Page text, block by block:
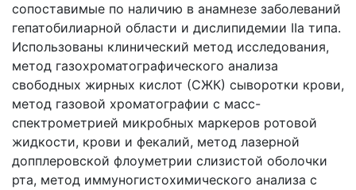
сопоставимые по наличию в анамнезе заболеваний
гепатобилиарной области и дислипидемии IIa типа.
Использованы клинический метод исследования,
метод газохроматографического анализа
свободных жирных кислот (СЖК) сыворотки крови,
метод газовой хроматографии с масс-
спектрометрией микробных маркеров ротовой
жидкости, крови и фекалий, метод лазерной
допплеровской флоуметрии слизистой оболочки
рта, метод иммуногистохимического анализа с